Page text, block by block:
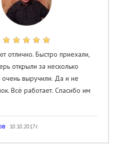
отлично. Быстро приехали,
открыли за несколько
выручили. Да и не
Всё работает. Спасибо им
10.10.2017г.